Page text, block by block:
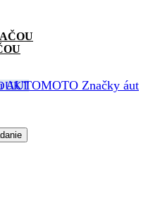
AUTOMOTO Značky áut